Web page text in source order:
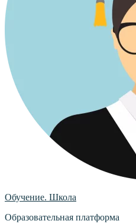
Обучение. Школа
Образовательная платформа